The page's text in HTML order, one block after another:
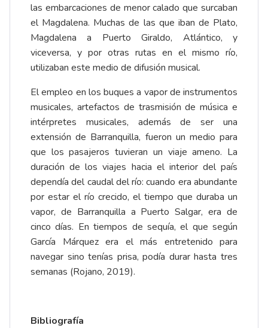
las embarcaciones de menor calado que surcaban
el Magdalena. Muchas de las que iban de Plato,
Magdalena a Puerto Giraldo, Atlántico, y
viceversa, y por otras rutas en el mismo río,
utilizaban este medio de difusión musical.
El empleo en los buques a vapor de instrumentos
musicales, artefactos de trasmisión de música e
intérpretes musicales, además de ser una
extensión de Barranquilla, fueron un medio para
que los pasajeros tuvieran un viaje ameno. La
duración de los viajes hacia el interior del país
dependía del caudal del río: cuando era abundante
por estar el río crecido, el tiempo que duraba un
vapor, de Barranquilla a Puerto Salgar, era de
cinco días. En tiempos de sequía, el que según
García Márquez era el más entretenido para
navegar sino tenías prisa, podía durar hasta tres
semanas (Rojano, 2019).
Bibliografía